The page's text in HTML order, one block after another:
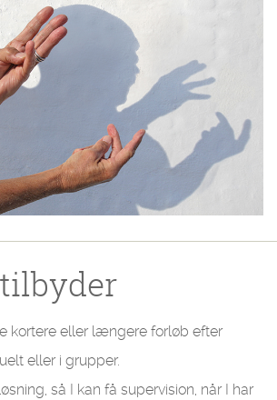
kortere eller længere forløb efter
eller i grupper.
så I kan få supervision, når I har